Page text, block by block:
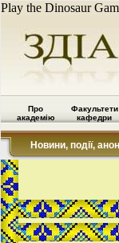
Play the Dinosaur
Про
академію
Факультети
кафедри
Новини, події,